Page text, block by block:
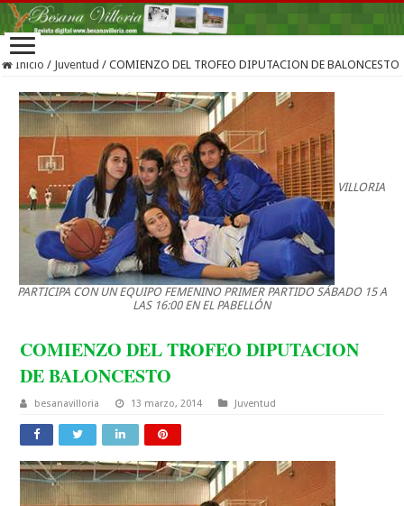
Inicio / Juventud / COMIENZO DEL TROFEO DIPUTACION DE BALONCESTO
VILLORIA
PARTICIPA CON UN EQUIPO FEMENINO PRIMER PARTIDO SÁBADO 15 A
LAS 16:00 EN EL PABELLÓN
COMIENZO DEL TROFEO DIPUTACION
DE BALONCESTO
besanavilloria 13 marzo, 2014 Juventud